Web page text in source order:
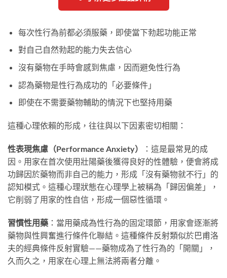
每次性行為前都必須服藥，即使當下勃起功能正常
對自己自然勃起的能力失去信心
沒有藥物在手時會感到焦慮，因而避免性行為
認為藥物是性行為成功的「必要條件」
即使在不需要藥物輔助的情況下也堅持用藥
這種心理依賴的形成，往往與以下因素密切相關：
性表現焦慮（Performance Anxiety）
：這是最常見的成
因。用家在首次使用壯陽藥後獲得良好的性體驗，便會將成
功歸因於藥物而非自己的能力，形成「沒有藥物就不行」的
認知模式。這種心理狀態在心理學上被稱為「歸因偏差」，
它削弱了用家的性自信，形成一個惡性循環。
習慣性用藥 ：當用藥成為性行為的固定環節，用家會逐漸將
藥物與性興奮進行條件化聯結。這種條件反射類似於巴甫洛
夫的經典條件反射實驗——藥物成為了性行為的「開關」，
久而久之，用家在心理上無法將兩者分離。